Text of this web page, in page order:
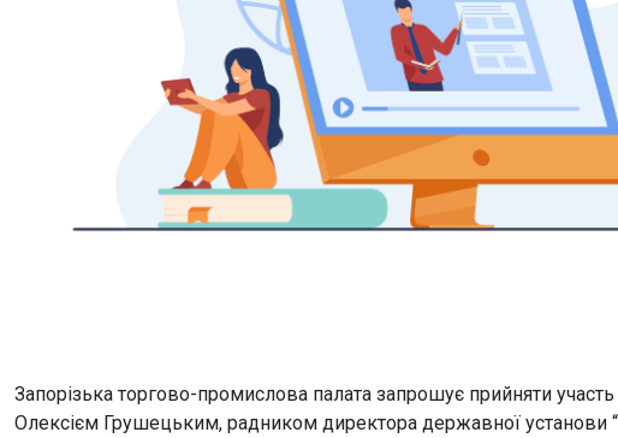
Запорізька торгово-промислова палата запрошує прийняти
Олексієм Грушецьким, радником директора державної установи